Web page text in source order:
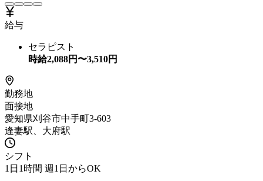
給与
セラピスト
時給2,088円〜3,510円
勤務地
面接地
愛知県刈谷市中手町3-603
逢妻駅、大府駅
シフト
1日1時間 週1日からOK